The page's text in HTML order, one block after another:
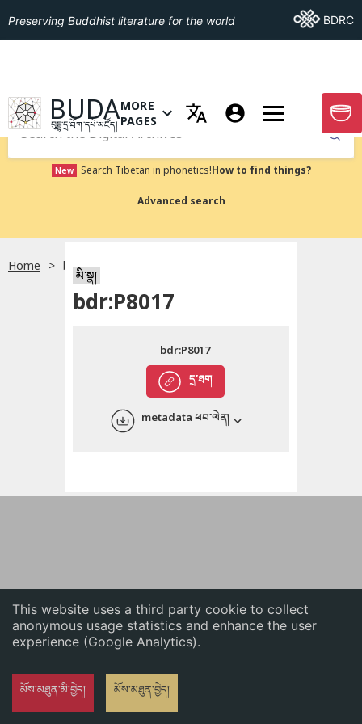
This website uses a third party cookie to collect
anonymous usage statistics and enhance the user
experience (Google Analytics).
མོས་མཐུན་མི་བྱེད། མོས་མཐུན་བྱེད།
English
Preserving Buddhist literature for the world Go ToBDRC
GO TO HOMEPAGE
BUDA
བུདྡྷ་དྲ་ཐོག་དཔེ་མཛོད།
OPEN MENU OF MORE PAGES
MORE
PAGES
GO
Submit
New Search Tibetan in phonetics!How to find things?
Advanced search
Home bdr:P8017
མི་སྣ།
bdr:P8017
དྲ་ཐག
bdr:P8017
metadata ཕབ་ལེན།